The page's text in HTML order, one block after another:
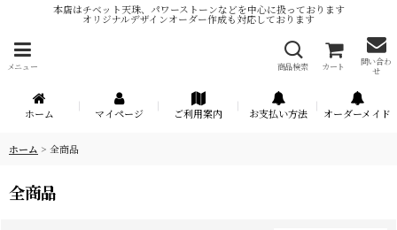
本店はチベット天珠、パワーストーンなどを中心に扱っております
オリジナルデザインオーダー作成も対応しております
メニュー 商品検索 カート
問い合わ
せ
ホーム マイページ ご利用案内 お支払い方法 オーダーメイド
ホーム > 全商品
全商品